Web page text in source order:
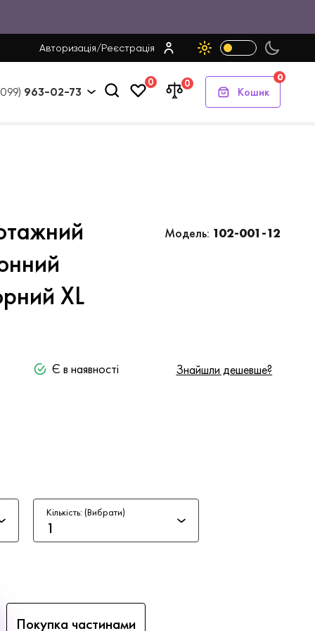
Авторизація/Реєстрація
963-02-73
0 0
Кошик
0
XL
Модель: 102-001-12
Є в наявності Знайшли дешевше?
Кількість: (Вибрати)
1
Покупка частинами